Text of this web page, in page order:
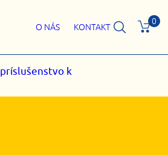
O NÁS KONTAKT
0
príslušenstvo k